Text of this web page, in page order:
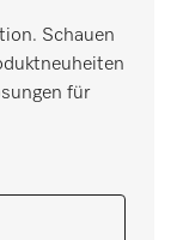
Schauen
für